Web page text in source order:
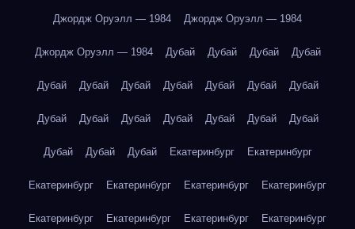
Джордж Оруэлл — 1984 Джордж Оруэлл — 1984
Джордж Оруэлл — 1984 Дубай Дубай Дубай Дубай
Дубай Дубай Дубай Дубай Дубай Дубай Дубай
Дубай Дубай Дубай Дубай Дубай Дубай Дубай
Дубай Дубай Дубай Екатеринбург Екатеринбург
Екатеринбург Екатеринбург Екатеринбург Екатеринбург
Екатеринбург Екатеринбург Екатеринбург Екатеринбург